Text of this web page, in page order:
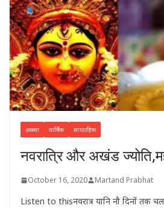
आस्था वार्षिक साप्ताहिक
नवरात्रि और अखंड
October 16, 2020 Martand Prabhat
Listen to thisनवरात्र यानि नौ दिनों तक